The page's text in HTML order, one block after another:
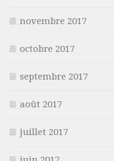
novembre 2017
octobre 2017
septembre 2017
août 2017
juillet 2017